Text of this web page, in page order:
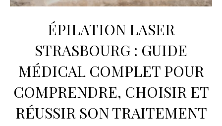
ÉPILATION LASER
STRASBOURG : GUIDE
MÉDICAL COMPLET POUR
COMPRENDRE, CHOISIR ET
RÉUSSIR SON TRAITEMENT